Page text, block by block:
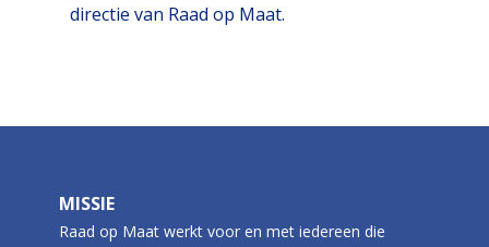
directie van Raad op Maat.
MISSIE
Raad op Maat werkt voor en met iedereen die